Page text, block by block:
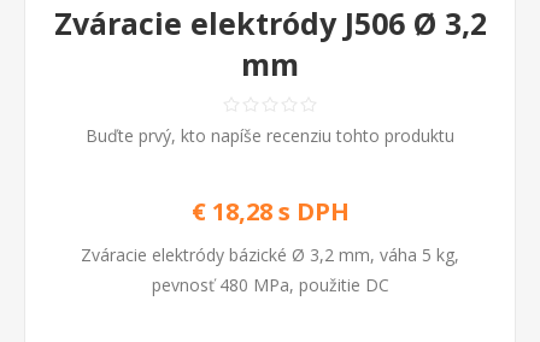
Zváracie elektródy J506 Ø 3,2
mm
Buďte prvý, kto napíše recenziu tohto produktu
€ 18,28 s DPH
Zváracie elektródy bázické Ø 3,2 mm, váha 5 kg,
pevnosť 480 MPa, použitie DC